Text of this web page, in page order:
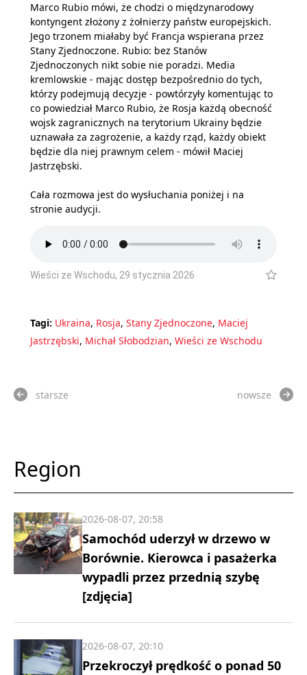
Marco Rubio mówi, że chodzi o międzynarodowy
kontyngent złożony z żołnierzy państw europejskich.
Jego trzonem miałaby być Francja wspierana przez
Stany Zjednoczone. Rubio: bez Stanów
Zjednoczonych nikt sobie nie poradzi. Media
kremlowskie - mając dostęp bezpośrednio do tych,
którzy podejmują decyzje - powtórzyły komentując to
co powiedział Marco Rubio, że Rosja każdą obecność
wojsk zagranicznych na terytorium Ukrainy będzie
uznawała za zagrożenie, a każdy rząd, każdy obiekt
będzie dla niej prawnym celem - mówił Maciej
Jastrzębski.
Cała rozmowa jest do wysłuchania poniżej i na
stronie audycji.
Wieści ze Wschodu, 29 stycznia 2026
Tagi: Ukraina, Rosja, Stany Zjednoczone, Maciej
Jastrzębski, Michał Słobodzian, Wieści ze Wschodu
starsze nowsze
Region
Samochód uderzył w drzewo w
Borównie. Kierowca i pasażerka
wypadli przez przednią szybę
[zdjęcia]
2026-08-07, 20:58
Przekroczył prędkość o ponad 50
2026-08-07, 20:10